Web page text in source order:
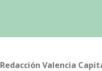
Redacción Valencia